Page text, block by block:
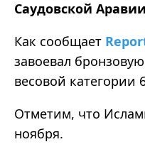
Саудовской
Как сообщает
завоевал
весовой категории
Отметим, что
ноября.